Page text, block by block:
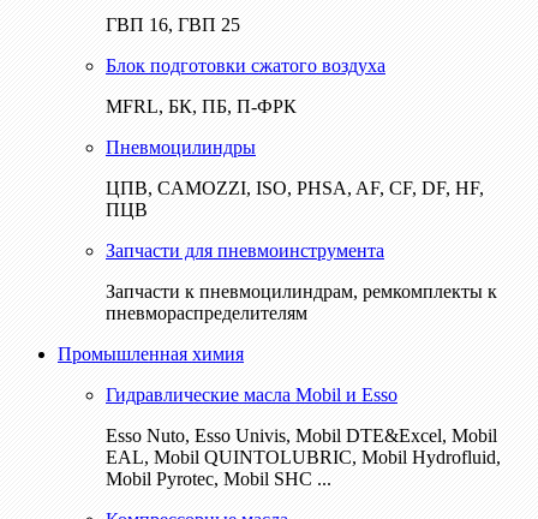
ГВП 16, ГВП 25
Блок подготовки сжатого воздуха
MFRL, БК, ПБ, П-ФРК
Пневмоцилиндры
ЦПВ, CAMOZZI, ISO, PHSA, AF, CF, DF, HF,
ПЦВ
Запчасти для пневмоинструмента
Запчасти к пневмоцилиндрам, ремкомплекты к
пневмораспределителям
Промышленная химия
Гидравлические масла Mobil и Esso
Esso Nuto, Esso Univis, Mobil DTE&Excel, Mobil
EAL, Mobil QUINTOLUBRIC, Mobil Hydrofluid,
Mobil Pyrotec, Mobil SHC ...